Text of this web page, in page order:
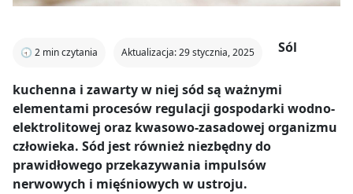
🕣 2 min czytania Aktualizacja: 29 stycznia, 2025 Sól
kuchenna i zawarty w niej sód są ważnymi
elementami procesów regulacji gospodarki wodno-
elektrolitowej oraz kwasowo-zasadowej organizmu
człowieka. Sód jest również niezbędny do
prawidłowego przekazywania impulsów
nerwowych i mięśniowych w ustroju.